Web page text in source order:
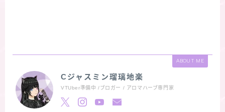
ABOUT ME
Cジャスミン瑠璃地楽
VTUber準備中 /ブロガー / アロマハーブ専門家